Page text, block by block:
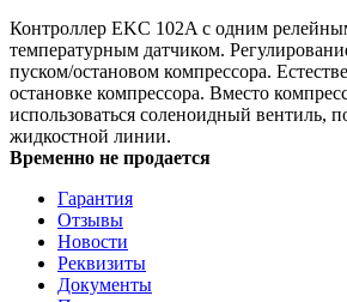
Контроллер EKC 102A с одним
температурным датчиком.
пуском/остановом компрессора.
остановке компрессора. Вместо
использоваться соленоидный вентиль,
жидкостной линии.
Временно не продается
Гарантия
Отзывы
Новости
Реквизиты
Документы